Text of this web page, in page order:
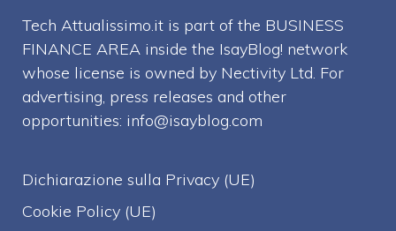
Tech Attualissimo.it is part of the BUSINESS
FINANCE AREA inside the IsayBlog! network
whose license is owned by Nectivity Ltd. For
advertising, press releases and other
opportunities: info@isayblog.com
Dichiarazione sulla Privacy (UE)
Cookie Policy (UE)